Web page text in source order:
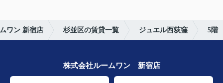
ワン 新宿店 杉並区の賃貸一覧 ジュエル西荻窪 5階
株式会社ルームワン 新宿店